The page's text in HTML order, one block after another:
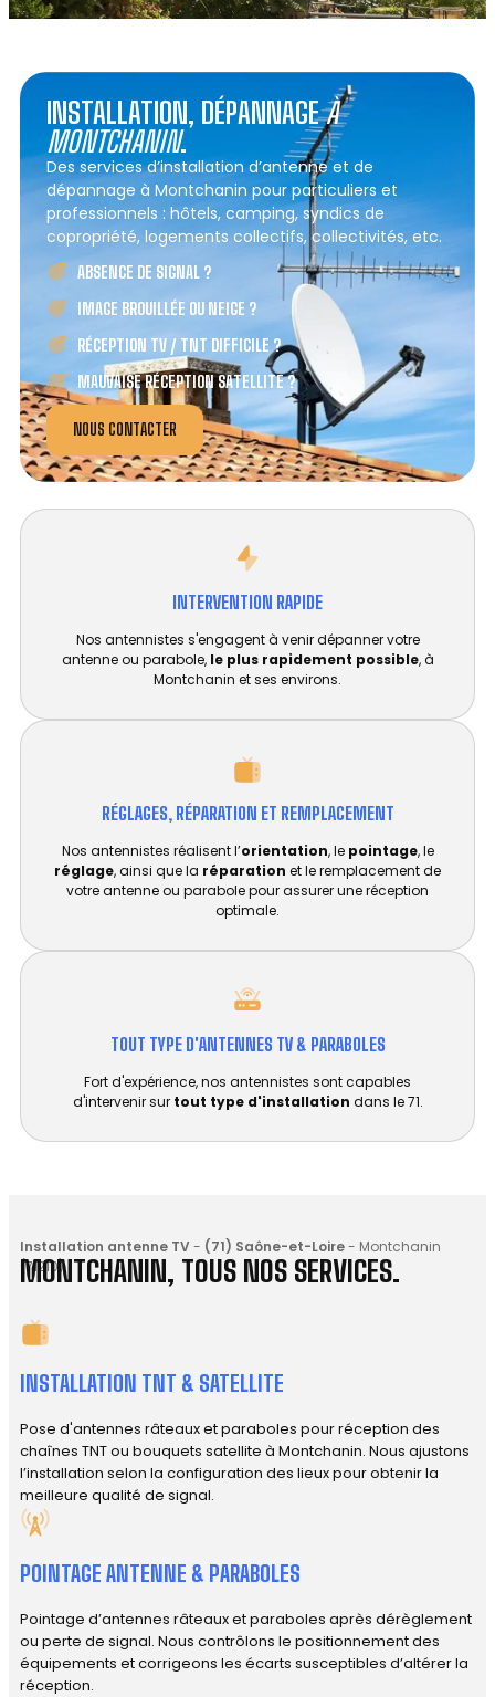
INSTALLATION, DÉPANNAGEÀ
MONTCHANIN.
Des services d’installation d’antenne et de
dépannage à Montchanin pour particuliers et
professionnels : hôtels, camping, syndics de
copropriété, logements collectifs, collectivités, etc.
ABSENCE DE SIGNAL ?
IMAGE BROUILLÉE OU NEIGE ?
RÉCEPTION TV / TNT DIFFICILE ?
MAUVAISE RÉCEPTION SATELLITE ?
NOUS CONTACTER
INTERVENTION RAPIDE
Nos antennistes s'engagent à venir dépanner votre
antenne ou parabole, le plus rapidement possible, à
Montchanin et ses environs.
RÉGLAGES, RÉPARATION ET REMPLACEMENT​
Nos antennistes réalisent l’orientation, le pointage, le
réglage, ainsi que la réparation et le remplacement de
votre antenne ou parabole pour assurer une réception
optimale.
TOUT TYPE D'ANTENNES TV & PARABOLES
Fort d'expérience, nos antennistes sont capables
d'intervenir sur tout type d'installation dans le 71.
Installation antenne TV- (71) Saône-et-Loire- Montchanin
(71210)
MONTCHANIN, TOUS NOS SERVICES.
INSTALLATION TNT & SATELLITE
Pose d'antennes râteaux et paraboles pour réception des
chaînes TNT ou bouquets satellite à Montchanin. Nous ajustons
l’installation selon la configuration des lieux pour obtenir la
meilleure qualité de signal.
POINTAGE ANTENNE & PARABOLES
Pointage d’antennes râteaux et paraboles après dérèglement
ou perte de signal. Nous contrôlons le positionnement des
équipements et corrigeons les écarts susceptibles d’altérer la
réception.